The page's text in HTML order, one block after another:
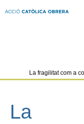
La fragilitat com a
La